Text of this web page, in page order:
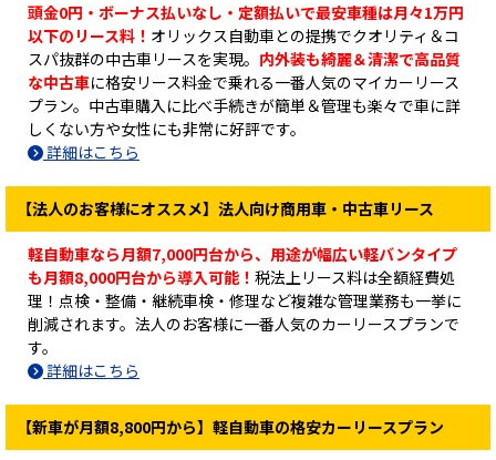
頭金0円・ボーナス払いなし・定額払いで最安車種は月々1万円
以下のリース料！ オリックス自動車との提携でクオリティ＆コ
スパ抜群の中古車リースを実現。 内外装も綺麗＆清潔で高品質
な中古車に格安リース料金で乗れる一番人気のマイカーリース
プラン。中古車購入に比べ手続きが簡単＆管理も楽々で車に詳
しくない方や女性にも非常に好評です。
詳細はこちら
【法人のお客様にオススメ】法人向け商用車・中古車リース
軽自動車なら月額7,000円台から、用途が幅広い軽バンタイプ
も月額8,000円台から導入可能！ 税法上リース料は全額経費処
理！点検・整備・継続車検・修理など複雑な管理業務も一挙に
削減されます。法人のお客様に一番人気のカーリースプランで
す。
詳細はこちら
【新車が月額8,800円から】軽自動車の格安カーリースプラン